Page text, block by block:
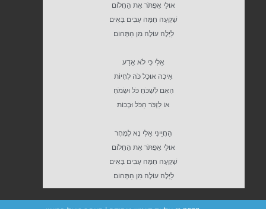
אוּלַי אֶפְתֹּר אֶת הַחֲלוֹם
שָׁקְעָה חַמָּה עָבִים בָּאִים
לַיְלָה עוֹלֶה מִן הַתְּהוֹם
אֵלִי כִּי לֹא אֵדַע
אֵיכָה אוּכַל כֹּה לִחְיוֹת
הַאִם לִשְׁכֹּחַ כֹּל וּשְׂמֹחַ
אוֹ לִזְכֹּר הַכֹּל וּבְכוֹת
הַחֲיֵינִי אֵלִי נָא לְמָחָר
אוּלַי אֶפְתֹּר אֶת הַחֲלוֹם
שָׁקְעָה חַמָּה עָבִים בָּאִים
לַיְלָה עוֹלֶה מִן הַתְּהוֹם